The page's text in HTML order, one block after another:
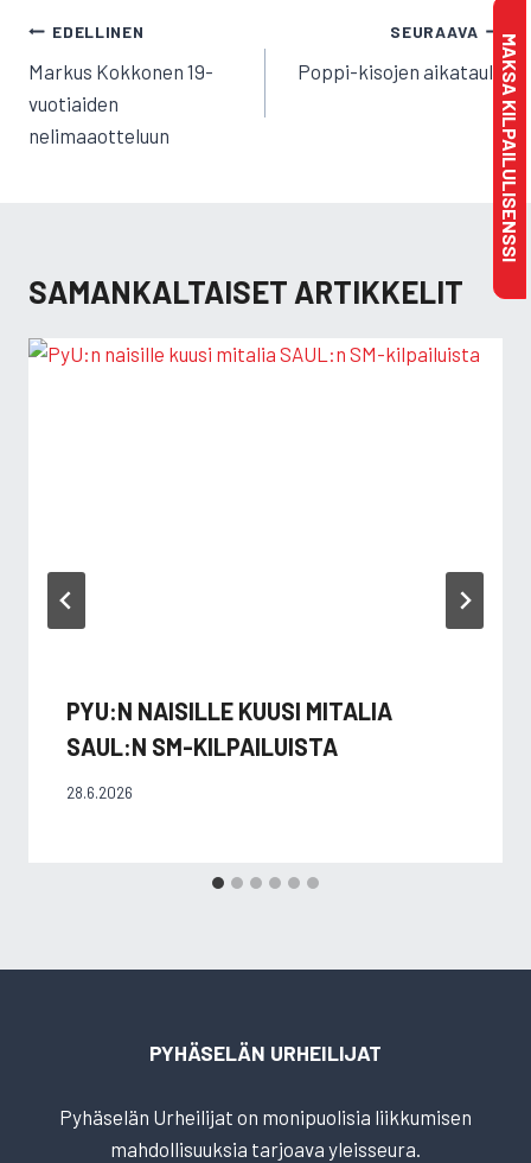
ARTIKKELIEN
SELAUS
EDELLINEN
Markus Kokkonen 19-
vuotiaiden
nelimaaotteluun
SEURAAVA
Poppi-kisojen aikataulu
SAMANKALTAISET ARTIKKELIT
PYU:N NAISILLE KUUSI MITALIA
SAUL:N SM-KILPAILUISTA
28.6.2026
PYHÄSELÄN URHEILIJAT
Pyhäselän Urheilijat on monipuolisia liikkumisen
mahdollisuuksia tarjoava yleisseura.
MAKSA KILPAILULISENSSI